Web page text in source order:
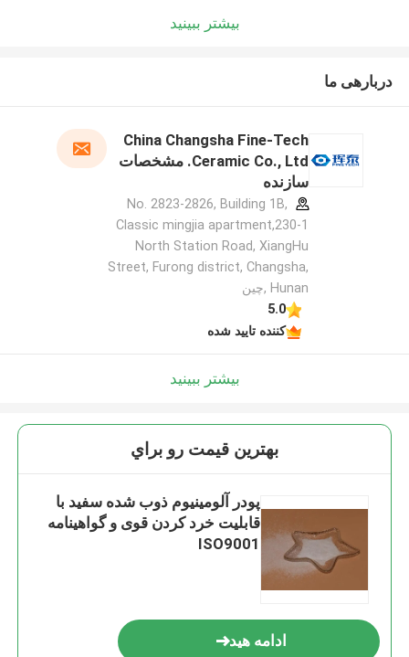
بیشتر ببینید
دربارهی ما
China Changsha Fine-Tech
Ceramic Co., Ltd. مشخصات
سازنده
No. 2823-2826, Building 1B,
Classic mingjia apartment,230-1
North Station Road, XiangHu
Street, Furong district, Changsha,
Hunan ,چین
5.0
کننده تایید شده
بیشتر ببینید
بهترين قيمت رو براي
پودر آلومینیوم ذوب شده سفید با
قابلیت خرد کردن قوی و گواهینامه
ISO9001
ادامه هید